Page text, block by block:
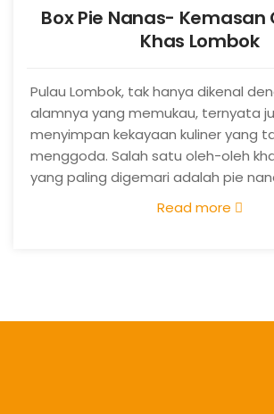
Box Pie Nanas- Kemasan
Khas Lombok
Pulau Lombok, tak hanya dikenal
alamnya yang memukau, ternyata
menyimpan kekayaan kuliner yang
menggoda. Salah satu oleh-oleh
yang paling digemari adalah pie
rasa manis dan asam dari nanas
Read more